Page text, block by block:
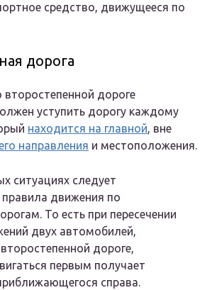
средство, движущееся по
дорога
дороге
уступить дорогу каждому
находится на главной, вне
направления и местоположения.
ситуациях следует
движения по
То есть при пересечении
двух автомобилей,
дороге,
первым получает
справа.